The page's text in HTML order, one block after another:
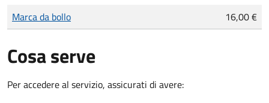
Tipo di pagamento
Importo
Marca da bollo 16,00 €
Cosa serve
Per accedere al servizio, assicurati di avere: